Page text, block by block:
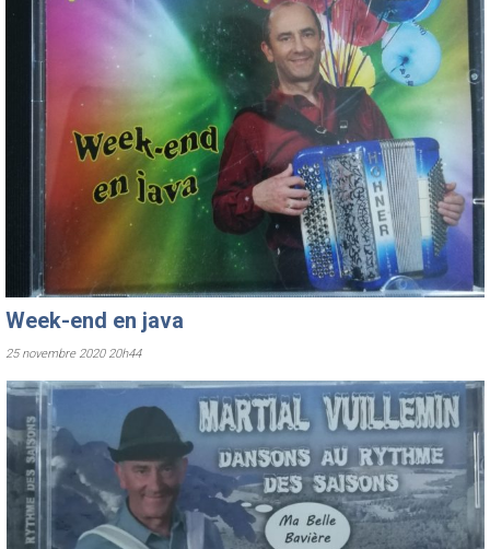
Week-end en java
25 novembre 2020 20h44